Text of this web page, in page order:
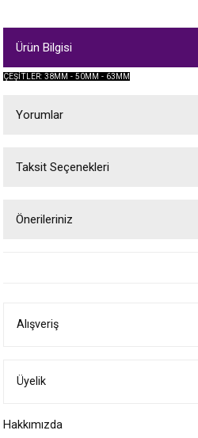
Ürün Bilgisi
ÇEŞİTLER: 38MM - 50MM - 63MM
Yorumlar
Taksit Seçenekleri
Önerileriniz
Ürün bilgilerinde hatalar bulunuyor.
Bu ürüne benzer farklı alternatifler olmalı.
Alışveriş
Üyelik
Hakkımızda